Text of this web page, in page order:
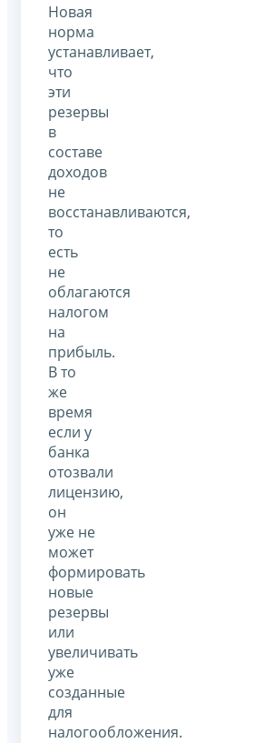
Новая
норма
устанавливает,
что
эти
резервы
в
составе
доходов
не
восстанавливаются,
то
есть
не
облагаются
налогом
на
прибыль.
В то
же
время
если у
банка
отозвали
лицензию,
он
уже не
может
формировать
новые
резервы
или
увеличивать
уже
созданные
для
налогообложения.